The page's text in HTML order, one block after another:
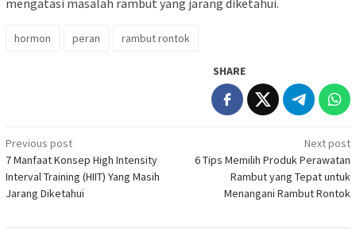
mengatasi masalah rambut yang jarang diketahui.
hormon peran rambut rontok
SHARE
Post
navigation
Previous post
7 Manfaat Konsep High Intensity
Interval Training (HIIT) Yang Masih
Jarang Diketahui
Next post
6 Tips Memilih Produk Perawatan
Rambut yang Tepat untuk
Menangani Rambut Rontok